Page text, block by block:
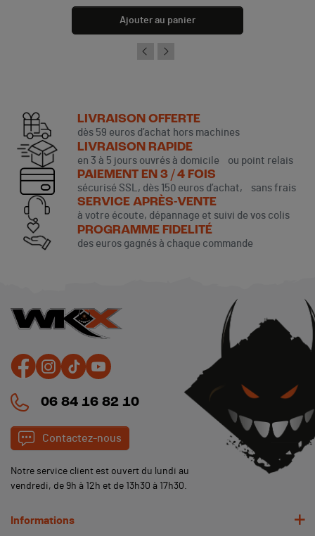
(10 avis)
Ajouter au panier
LIVRAISON OFFERTE
dès 59 euros d’achat hors machines
LIVRAISON RAPIDE
en 3 à 5 jours ouvrés à domicile ou point relais
PAIEMENT EN 3 / 4 FOIS
sécurisé SSL, dès 150 euros d’achat, sans frais
SERVICE APRÈS-VENTE
à votre écoute, dépannage et suivi de vos colis
PROGRAMME FIDELITÉ
des euros gagnés à chaque commande
06 84 16 82 10
Contactez-nous
Notre service client est ouvert du lundi au
vendredi, de 9h à 12h et de 13h30 à 17h30.
Informations